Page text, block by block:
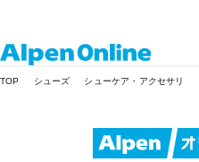
Online
TOP シューズ シューケア・アクセサリ